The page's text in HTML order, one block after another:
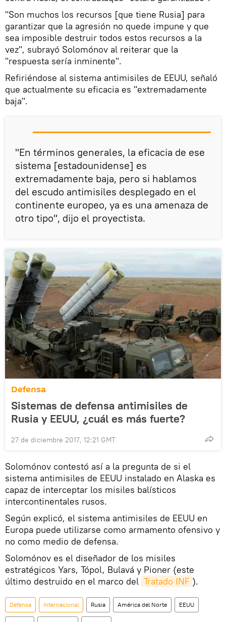
"Son muchos los recursos [que tiene Rusia] para
garantizar que la agresión no quede impune y que
sea imposible destruir todos estos recursos a la
vez", subrayó Solomónov al reiterar que la
"respuesta sería inminente".
Refiriéndose al sistema antimisiles de EEUU, señaló
que actualmente su eficacia es "extremadamente
baja".
"En términos generales, la eficacia de ese
sistema [estadounidense] es
extremadamente baja, pero si hablamos
del escudo antimisiles desplegado en el
continente europeo, ya es una amenaza de
otro tipo", dijo el proyectista.
Defensa
Sistemas de defensa antimisiles de
Rusia y EEUU, ¿cuál es más fuerte?
27 de diciembre 2017, 12:21 GMT
Solomónov contestó así a la pregunta de si el
sistema antimisiles de EEUU instalado en Alaska es
capaz de interceptar los misiles balísticos
intercontinentales rusos.
Según explicó, el sistema antimisiles de EEUU en
Europa puede utilizarse como armamento ofensivo y
no como medio de defensa.
Solomónov es el diseñador de los misiles
estratégicos Yars, Tópol, Bulavá y Pioner (este
último destruido en el marco del Tratado INF ).
Defensa Internacional Rusia América del Norte EEUU